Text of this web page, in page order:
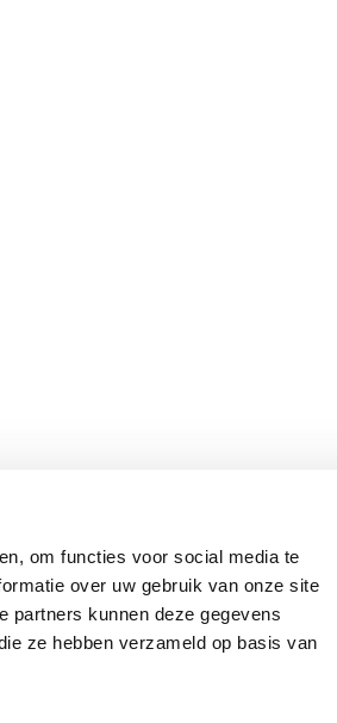
om functies voor social media te
over uw gebruik van onze site
partners kunnen deze gegevens
ze hebben verzameld op basis van